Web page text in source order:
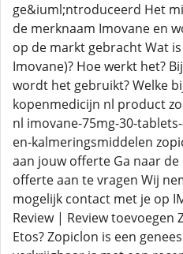
ge&iuml;ntroduceerd Het
de merknaam Imovane en
op de markt gebracht Wat
Imovane)? Hoe werkt het?
wordt het gebruikt? Welke
kopenmedicijn nl product
nl imovane-75mg-30-
en-kalmeringsmiddelen
aan jouw offerte Ga naar
offerte aan te vragen Wij
mogelijk contact met je op
Review | Review
Etos? Zopiclon is een